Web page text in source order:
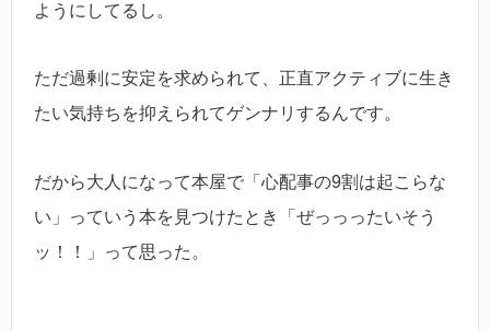
ようにしてるし。
ただ過剰に安定を求められて、正直アクティブに生き
たい気持ちを抑えられてゲンナリするんです。
だから大人になって本屋で「心配事の9割は起こらな
い」っていう本を見つけたとき「ぜっっったいそう
ッ！！」って思った。